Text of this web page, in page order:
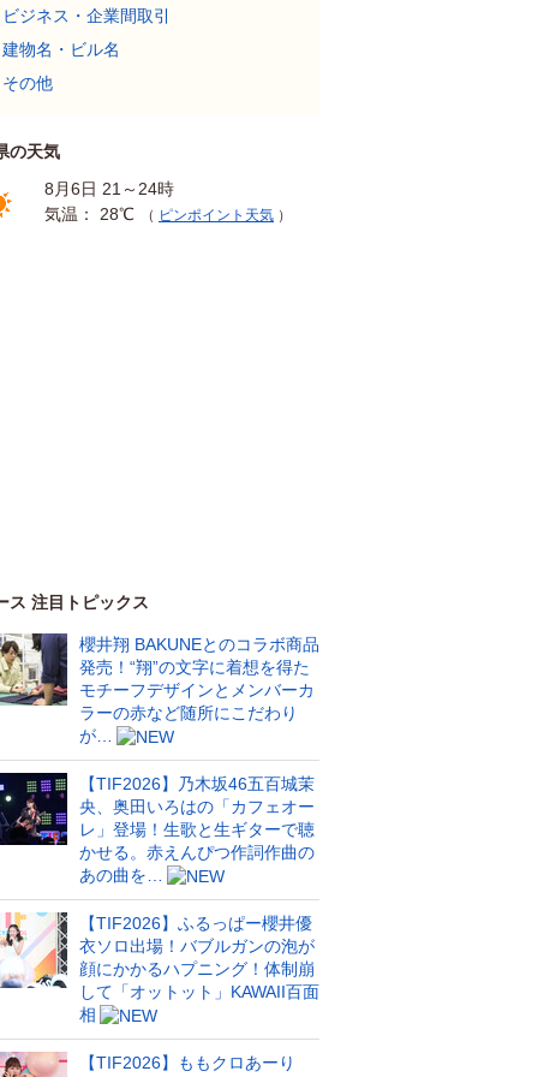
ビジネス・企業間取引
建物名・ビル名
その他
の天気
8月6日 21～24時
気温： 28℃
（ ピンポイント天気 ）
ス 注目トピックス
櫻井翔 BAKUNEとのコラボ商品
発売！“翔”の文字に着想を得た
モチーフデザインとメンバーカ
ラーの赤など随所にこだわり
が…
【TIF2026】乃木坂46五百城茉
央、奥田いろはの「カフェオー
レ」登場！生歌と生ギターで聴
かせる。赤えんぴつ作詞作曲の
あの曲を…
【TIF2026】ふるっぱー櫻井優
衣ソロ出場！バブルガンの泡が
顔にかかるハプニング！体制崩
して「オットット」KAWAII百面
相
【TIF2026】ももクロあーり